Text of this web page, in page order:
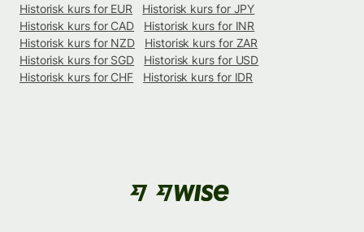
Historisk kurs for EUR
Historisk kurs for JPY
Historisk kurs for CAD
Historisk kurs for INR
Historisk kurs for NZD
Historisk kurs for ZAR
Historisk kurs for SGD
Historisk kurs for USD
Historisk kurs for CHF
Historisk kurs for IDR